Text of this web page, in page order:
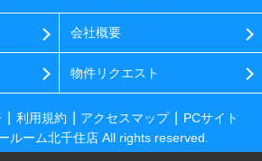
会社概要
物件リクエスト
利用規約 アクセスマップ
PCサイト
ルーム北千住店 All rights reserved.